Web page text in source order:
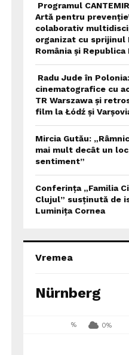
Programul
Artă pentru
colaborativ
organizat cu sprijinul
România și Republica
Radu Jude în
cinematografice cu
TR Warszawa și
film la Łódź și
Mircia Gutău:
mai mult decât un
sentiment”
Conferința „Familia
Clujul” susținută de
Luminița Cornea
Vremea
Nürnberg
% 0%